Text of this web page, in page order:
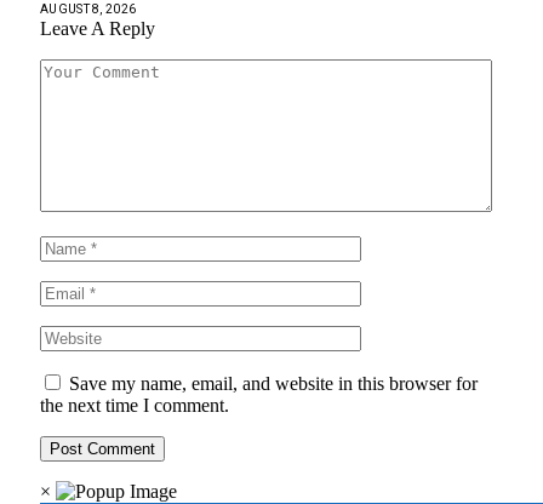
AUGUST 8, 2026
Leave A Reply
Save my name, email, and website in this browser for
the next time I comment.
×